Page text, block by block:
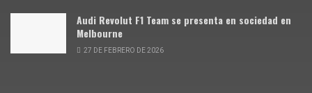
Audi Revolut F1 Team se presenta en sociedad en
Melbourne
27 DE FEBRERO DE 2026